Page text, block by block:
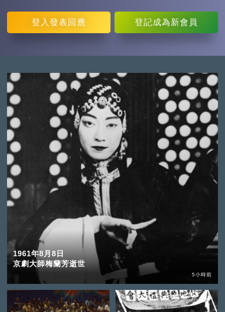
登入 發表回應 登記成為新會員
1961年8月8日
京劇大師梅蘭芳逝世
5小時前